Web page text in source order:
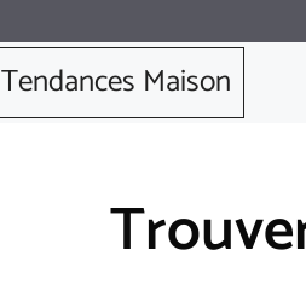
Tendances Maison